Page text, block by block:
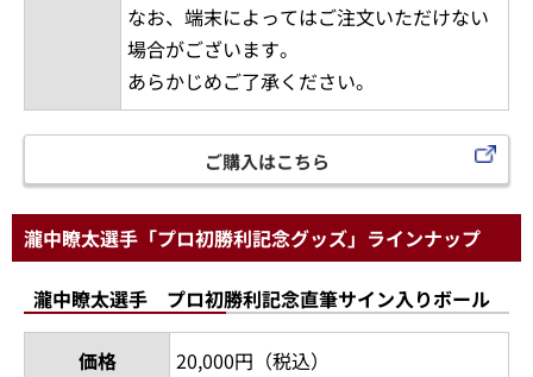
なお、端末によってはご注文いただけない
場合がございます。
あらかじめご了承ください。
ご購入はこちら
瀧中瞭太選手「プロ初勝利記念グッズ」ラインナップ
瀧中瞭太選手 プロ初勝利記念直筆サイン入りボール
価格
20,000円（税込）